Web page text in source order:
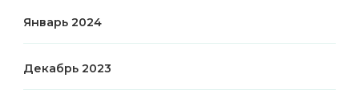
Январь 2024
Декабрь 2023